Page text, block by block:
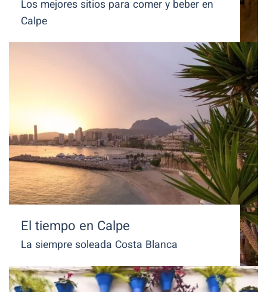
Los mejores sitios para comer y beber en
Calpe
El tiempo en Calpe
La siempre soleada Costa Blanca